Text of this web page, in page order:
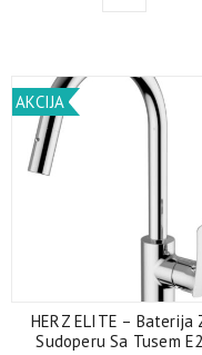
AKCIJA
HERZ ELITE – Baterija
Sudoperu Sa Tusem